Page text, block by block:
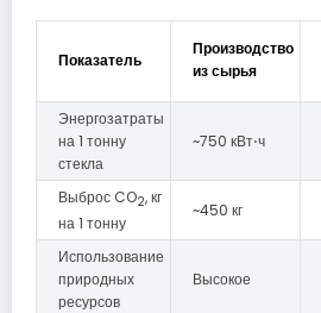
Показатель
Производство
из сырья
Энергозатраты
на 1 тонну
стекла
~750 кВт⋅ч
Выброс CO2, кг
на 1 тонну
~450 кг
Использование
природных
ресурсов
Высокое